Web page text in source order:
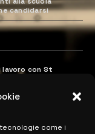
come i
candidarsi
con St